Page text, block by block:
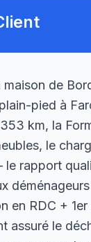
de
pied à
km, la
le
rapport
en RDC +
assuré le